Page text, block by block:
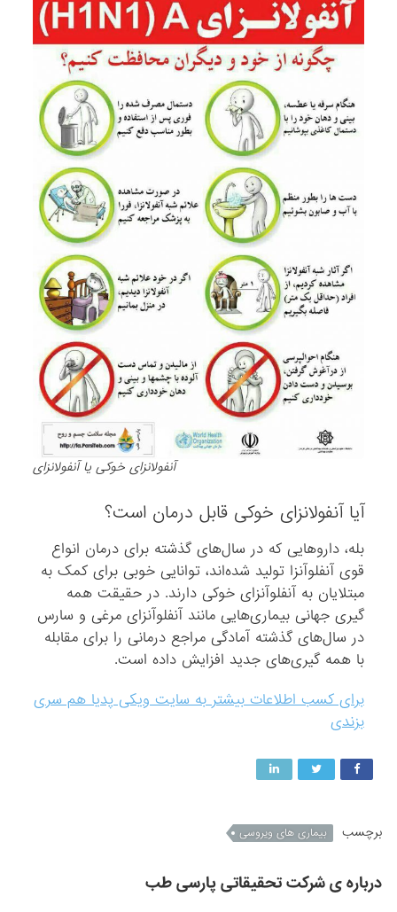
آنفولانزای خوکی یا آنفولانزای
آیا آنفولانزای خوکی قابل درمان است؟
بله، داروهایی که در سال‌های گذشته برای درمان انواع
قوی آنفلوآنزا تولید شده‌اند، توانایی خوبی برای کمک به
مبتلایان به آنفلوآنزای خوکی دارند. در حقیقت همه
گیری جهانی بیماری‌هایی مانند آنفلوآنزای مرغی و سارس
در سال‌های گذشته آمادگی مراجع درمانی را برای مقابله
با همه گیری‌های جدید افزایش داده است.
برای کسب اطلاعات بیشتر به سایت ویکی پدیا هم سری
بزندی
برچسب بیماری های ویروسی
درباره ی شرکت تحقیقاتی پارسی طب